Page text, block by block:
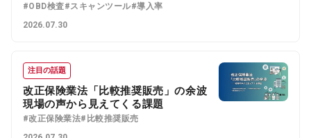
#OBD検査#スキャンツール#導入率
2026.07.30
注目の話題
改正保険業法「比較推奨販売」の余波
現場の声から見えてくる課題
#改正保険業法#比較推奨販売